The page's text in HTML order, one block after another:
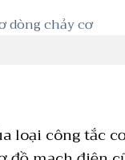
loại công tắc